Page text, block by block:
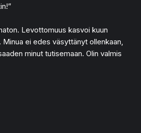
Levottomuus kasvoi kuun
ei edes väsyttänyt ollenkaan,
minut tutisemaan. Olin valmis